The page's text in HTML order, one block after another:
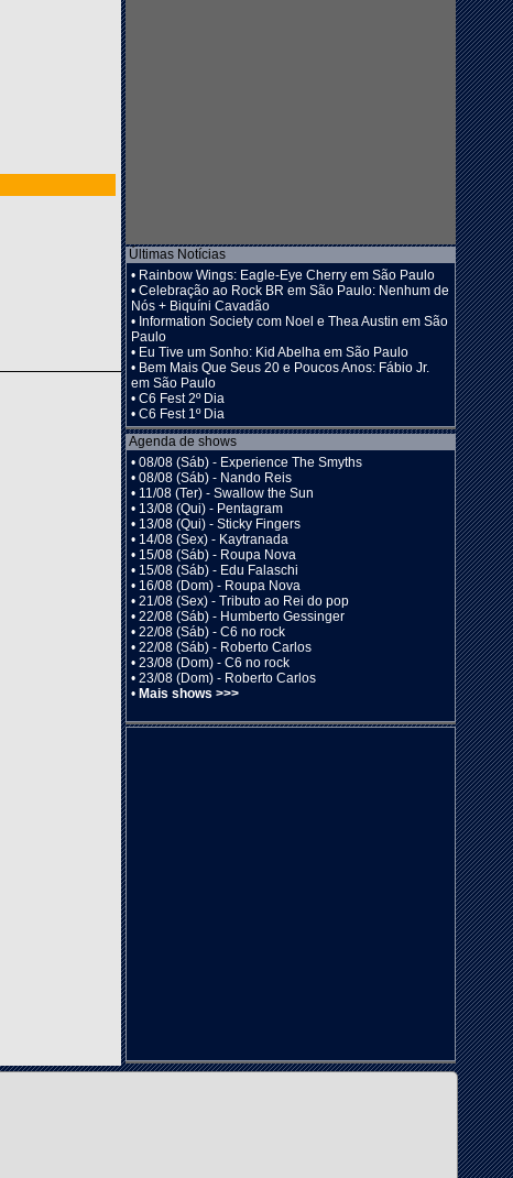
Últimas Notícias
• Rainbow Wings: Eagle-Eye Cherry em São Paulo
• Celebração ao Rock BR em São Paulo: Nenhum de
Nós + Biquíni Cavadão
• Information Society com Noel e Thea Austin em São
Paulo
• Eu Tive um Sonho: Kid Abelha em São Paulo
• Bem Mais Que Seus 20 e Poucos Anos: Fábio Jr.
em São Paulo
• C6 Fest 2º Dia
• C6 Fest 1º Dia
Agenda de shows
• 08/08 (Sáb) - Experience The Smyths
• 08/08 (Sáb) - Nando Reis
• 11/08 (Ter) - Swallow the Sun
• 13/08 (Qui) - Pentagram
• 13/08 (Qui) - Sticky Fingers
• 14/08 (Sex) - Kaytranada
• 15/08 (Sáb) - Roupa Nova
• 15/08 (Sáb) - Edu Falaschi
• 16/08 (Dom) - Roupa Nova
• 21/08 (Sex) - Tributo ao Rei do pop
• 22/08 (Sáb) - Humberto Gessinger
• 22/08 (Sáb) - C6 no rock
• 22/08 (Sáb) - Roberto Carlos
• 23/08 (Dom) - C6 no rock
• 23/08 (Dom) - Roberto Carlos
• Mais shows >>>